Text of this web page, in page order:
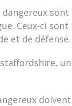
dangereux
Ceux-ci
et de défense.